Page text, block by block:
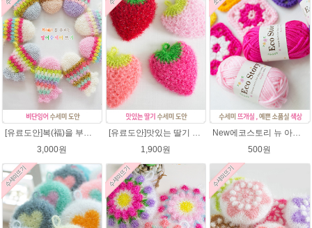
3,000원
1,900원
500원